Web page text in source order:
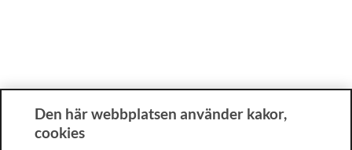
Den här webbplatsen använder kakor,
cookies